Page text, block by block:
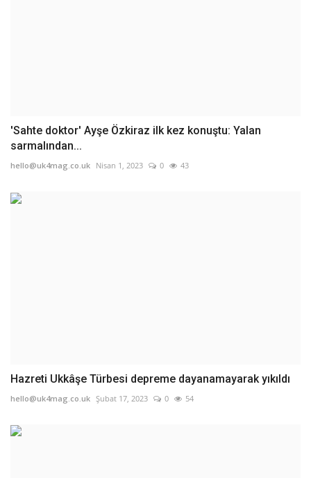
'Sahte doktor' Ayşe Özkiraz ilk kez konuştu: Yalan
sarmalından...
hello@uk4mag.co.uk Nisan 1, 2023 0 43
Hazreti Ukkâşe Türbesi depreme dayanamayarak yıkıldı
hello@uk4mag.co.uk Şubat 17, 2023 0 54